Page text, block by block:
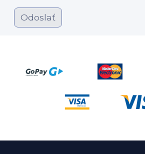
Odoslať